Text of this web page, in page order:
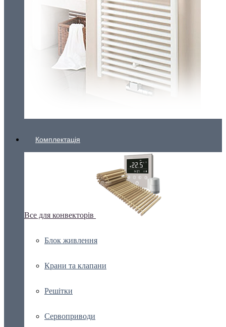
Комплектація
Все для конвекторів
Блок живлення
Крани та клапани
Решітки
Сервоприводи